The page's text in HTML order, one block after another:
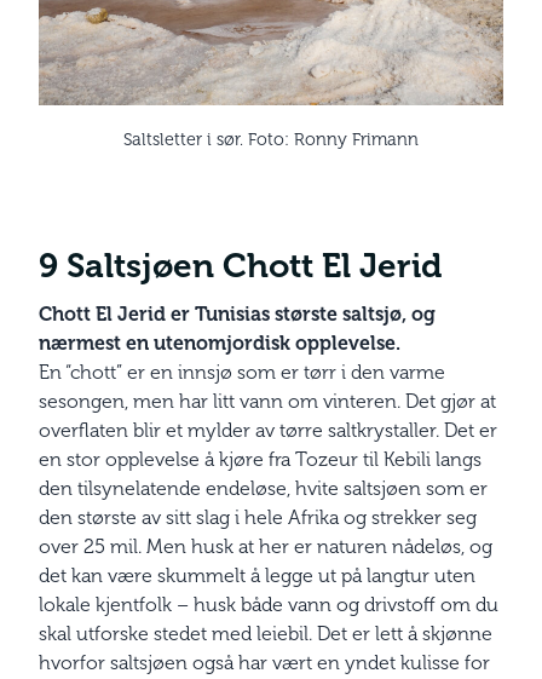
Saltsletter i sør. Foto: Ronny Frimann
9 Saltsjøen Chott El Jerid
Chott El Jerid er Tunisias største saltsjø, og
nærmest en utenomjordisk opplevelse.
En “chott” er en innsjø som er tørr i den varme
sesongen, men har litt vann om vinteren. Det gjør at
overflaten blir et mylder av tørre saltkrystaller. Det er
en stor opplevelse å kjøre fra Tozeur til Kebili langs
den tilsynelatende endeløse, hvite saltsjøen som er
den største av sitt slag i hele Afrika og strekker seg
over 25 mil. Men husk at her er naturen nådeløs, og
det kan være skummelt å legge ut på langtur uten
lokale kjentfolk – husk både vann og drivstoff om du
skal utforske stedet med leiebil. Det er lett å skjønne
hvorfor saltsjøen også har vært en yndet kulisse for